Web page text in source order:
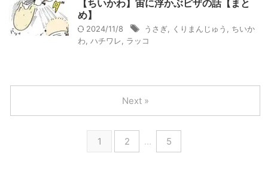
【ちいかわ】宙に浮かぶピザの話【まと
め】
2024/11/8 うさぎ くりまんじゅう
ちいか
わ ハチワレ ラッコ
1 2 … 5
Next »